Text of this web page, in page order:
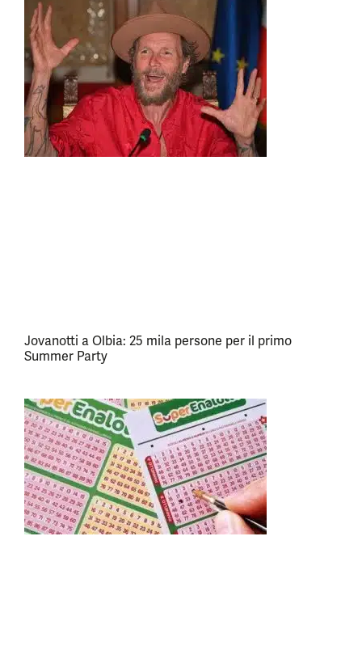
Jovanotti a Olbia: 25 mila persone per il primo
Summer Party